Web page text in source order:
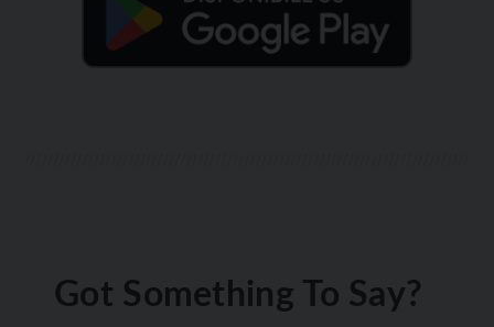
Got Something To Say?